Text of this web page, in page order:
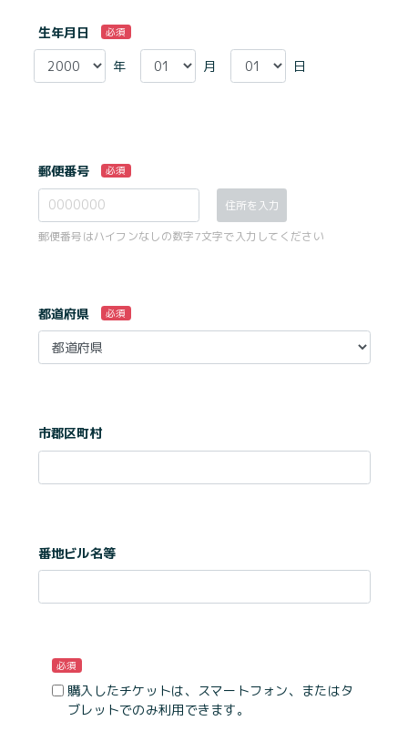
生年月日 必須
年 月 日
郵便番号 必須
住所を入力
郵便番号はハイフンなしの数字7文字で入力してください
都道府県 必須
市郡区町村
番地ビル名等
必須
購入したチケットは、スマートフォン、またはタ
ブレットでのみ利用できます。